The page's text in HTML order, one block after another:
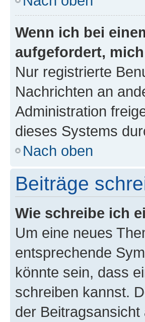
Wenn ich bei
aufgefordert,
Nur registrierte
Nachrichten an
Administration
dieses Systems
Nach oben
Beiträge
Wie schreibe ich
Um eine neues
entsprechende
könnte sein, dass
schreiben kannst.
der Beitragsansicht